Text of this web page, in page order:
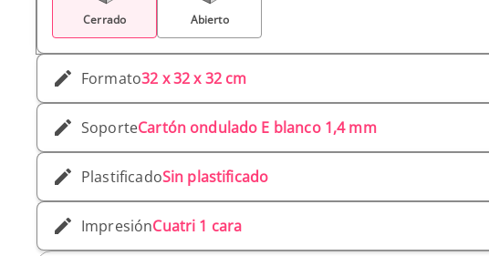
Cerrado Abierto
Formato32 x 32 x 32 cm
SoporteCartón ondulado E blanco 1,4 mm
PlastificadoSin plastificado
ImpresiónCuatri 1 cara